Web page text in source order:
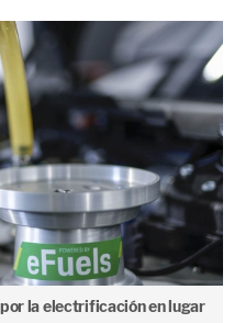
la electrificación en lugar